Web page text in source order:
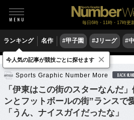
毎日6時・11時・17時更
ランキング 名作 #甲子園 #Jリーグ #
サッカー サッカー日本代表
Sports Graphic Number More BACK
「伊東はこの街のスターなんだ
ンとフットボールの街”ランスで
「うん、ナイスガイだったな」
今人気の記事が競技ごとに探せます ×